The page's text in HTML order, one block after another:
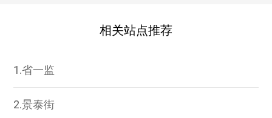
相关站点推荐
1.省一监
2.景泰街